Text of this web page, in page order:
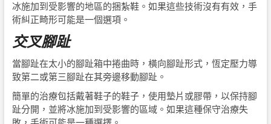
冰施加到受影響的地區的捆紮鞋。如果這些技術沒有有效，手
術糾正畸形可能是一個選項。
交叉腳趾
當腳趾在太小的腳趾箱中捲曲時，橫向腳趾形式，恆定壓力導
致第二或第三腳趾在其旁邊移動腳趾。
簡單的治療包括戴著鞋子的鞋子，使用墊片或膠帶，以保持腳
趾分開，並將冰施加到受影響的區域。如果這種保守治療失